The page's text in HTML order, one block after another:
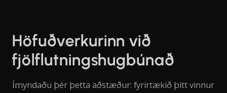
Höfuðverkurinn við
fjölflutningshugbúnað
Ímyndaðu þér þetta aðstæður: fyrirtækið þitt vinnur